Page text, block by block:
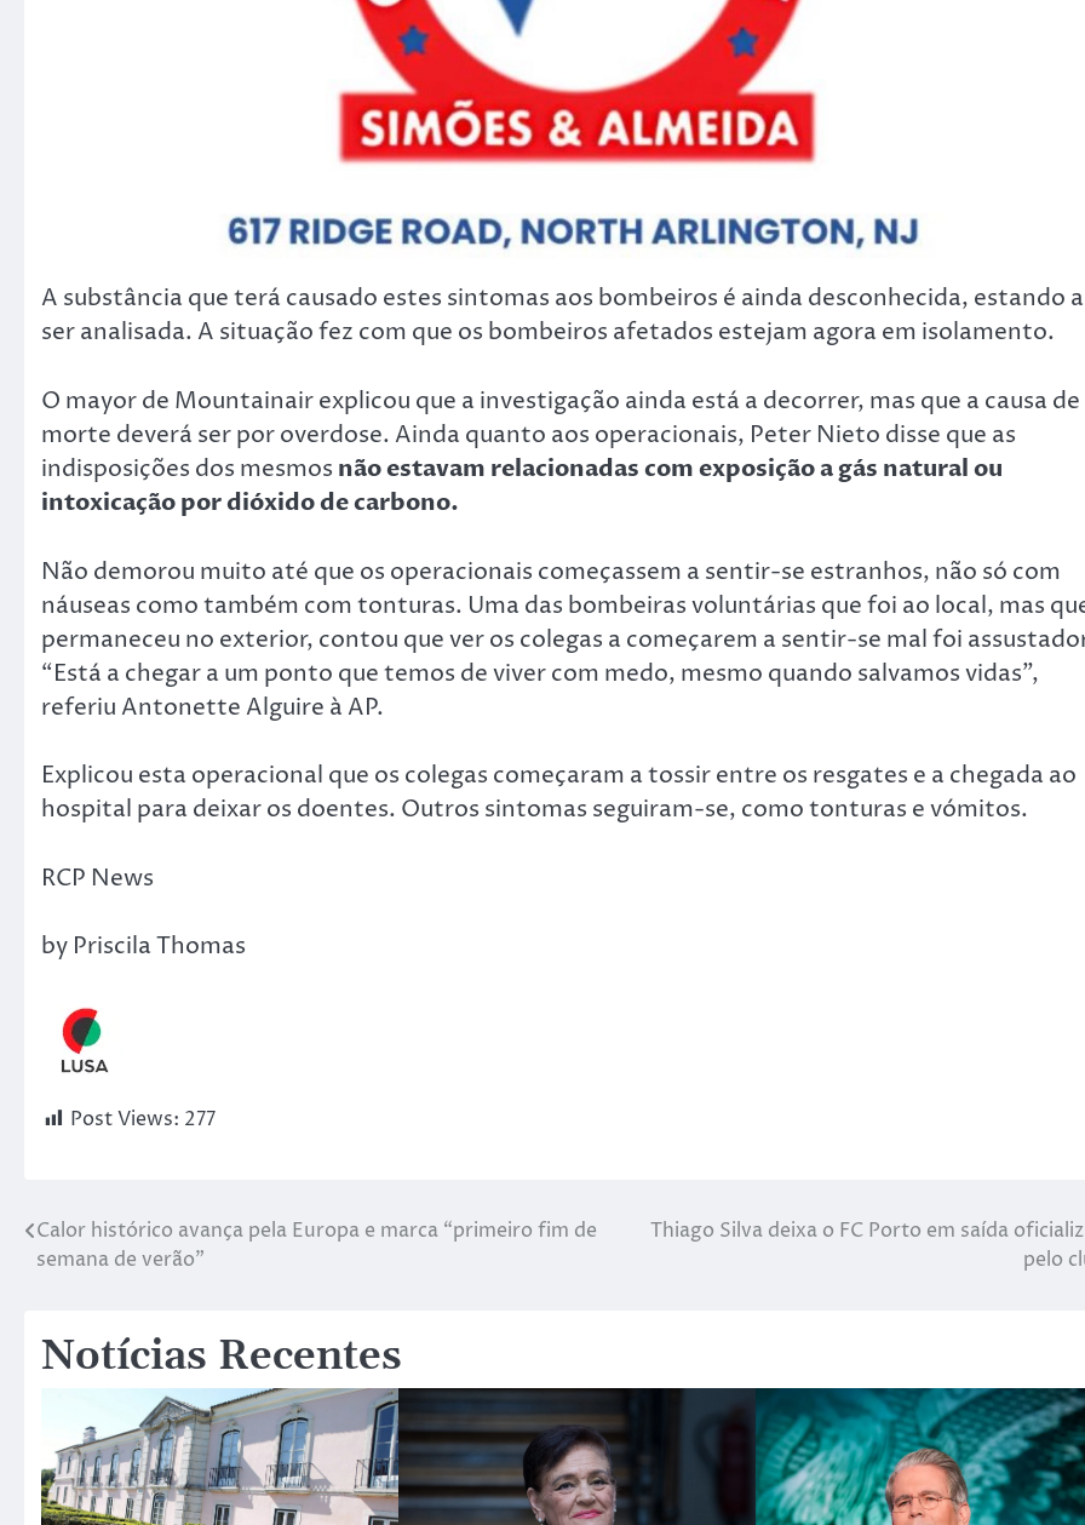
A substância que terá causado estes sintomas aos bombeiros é ainda desconhecida, estando a
ser analisada. A situação fez com que os bombeiros afetados estejam agora em isolamento.
O mayor de Mountainair explicou que a investigação ainda está a decorrer, mas que a causa de
morte deverá ser por overdose. Ainda quanto aos operacionais, Peter Nieto disse que as
indisposições dos mesmos não estavam relacionadas com exposição a gás natural ou
intoxicação por dióxido de carbono.
Não demorou muito até que os operacionais começassem a sentir-se estranhos, não só com
náuseas como também com tonturas. Uma das bombeiras voluntárias que foi ao local, mas
permaneceu no exterior, contou que ver os colegas a começarem a sentir-se mal foi
“Está a chegar a um ponto que temos de viver com medo, mesmo quando salvamos vidas”,
referiu Antonette Alguire à AP.
Explicou esta operacional que os colegas começaram a tossir entre os resgates e a chegada ao
hospital para deixar os doentes. Outros sintomas seguiram-se, como tonturas e vómitos.
RCP News
by Priscila Thomas
Post Views: 277
Calor histórico avança pela Europa e marca “primeiro fim de
semana de verão”
Thiago Silva deixa o FC Porto em saída
pelo
Notícias Recentes